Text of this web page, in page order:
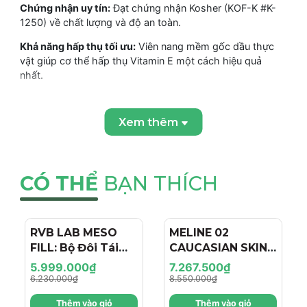
Chứng nhận uy tín:Đạt chứng nhận Kosher (KOF-K #K-
1250) về chất lượng và độ an toàn.
Khả năng hấp thụ tối ưu: Viên nang mềm gốc dầu thực
vật giúp cơ thể hấp thụ Vitamin E một cách hiệu quả
nhất.
THÀNH PHẦN VÀ CÔNG DỤNG CỦA VIÊN UỐNG Solgar
Vitamin E 400IU (268 MG)
Vitamin E (dưới dạng d-Alpha Tocopherol):
(tương đương 400 IU).
Hỗn hợp Tocopherols:
15 mg (cung cấp d-Gamma, d-
Delta và d-Beta Tocopherols).
THÀNH PHẦN CHI TIẾT:
Dầu thực vật, Tinh bột biến tính
(từ ngô), Glycerin thực vật, Carrageenan, Sorbitol,
Triglyceride chuỗi trung bình, Lecithin đậu nành.Sản
Xem thêm
CÓ THỂ BẠN THÍCH
- 4%
RVB LAB MESO
FILL: Bộ Đôi Tái
Tạo & Nâng Cơ
Chuyên Sâu - Hiệu
Ứng "Filler + Botox
5.999.000₫
6.230.000₫
Thêm vào giỏ
MELINE 02
CAUCASIAN SKIN
DAY/NIGHT / BỘ
ĐÔI TRỊ NÁM
NGÀY/ĐÊM, SÁNG
7.267.500₫
8.550.000₫
Thêm vào giỏ